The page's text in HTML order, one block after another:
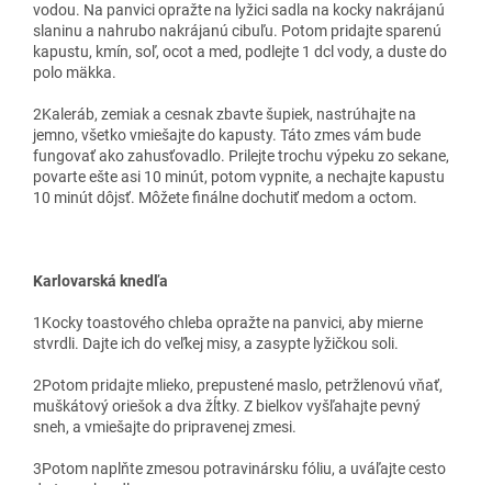
vodou. Na panvici opražte na lyžici sadla na kocky nakrájanú
slaninu a nahrubo nakrájanú cibuľu. Potom pridajte sparenú
kapustu, kmín, soľ, ocot a med, podlejte 1 dcl vody, a duste do
polo mäkka.
2Kaleráb, zemiak a cesnak zbavte šupiek, nastrúhajte na
jemno, všetko vmiešajte do kapusty. Táto zmes vám bude
fungovať ako zahusťovadlo. Prilejte trochu výpeku zo sekane,
povarte ešte asi 10 minút, potom vypnite, a nechajte kapustu
10 minút dôjsť. Môžete finálne dochutiť medom a octom.
Karlovarská knedľa
1 Kocky toastového chleba opražte na panvici, aby mierne
stvrdli. Dajte ich do veľkej misy, a zasypte lyžičkou soli.
2Potom pridajte mlieko, prepustené maslo, petržlenovú vňať,
muškátový oriešok a dva žĺtky. Z bielkov vyšľahajte pevný
sneh, a vmiešajte do pripravenej zmesi.
3Potom naplňte zmesou potravinársku fóliu, a uváľajte cesto